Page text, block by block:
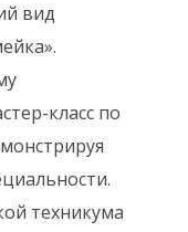
вид
класс по
техникума